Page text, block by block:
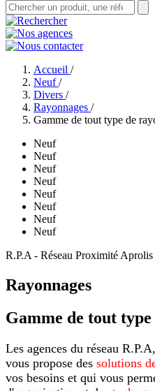
Accueil /
Neuf/
Divers /
Rayonnages /
Gamme de tout type de
Neuf
Neuf
Neuf
Neuf
Neuf
Neuf
Neuf
Neuf
R.P.A - Réseau Proximité Aprolis
Rayonnages
Gamme de tout
Les agences du réseau
vous propose des solutions
vos besoins et qui vous